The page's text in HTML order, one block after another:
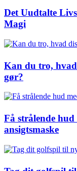
Det Uudtalte
Magi
Kan du tro,
gør?
Få strålende hud
ansigtsmaske